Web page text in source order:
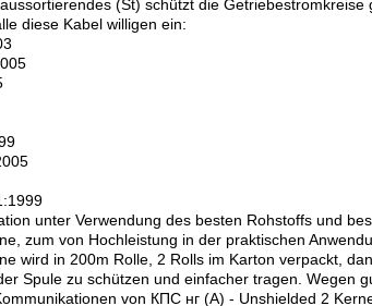
(St) schützt die Getriebestromkreise
diese Kabel willigen ein:
2003
2005
2-99
2:2005
unter Verwendung des besten Rohstoffs und
zum von Hochleistung in der praktischen
wird in 200m Rolle, 2 Rolls im Karton verpackt,
Spule zu schützen und einfacher tragen. Wegen
von КПС нг (А) - Unshielded 2